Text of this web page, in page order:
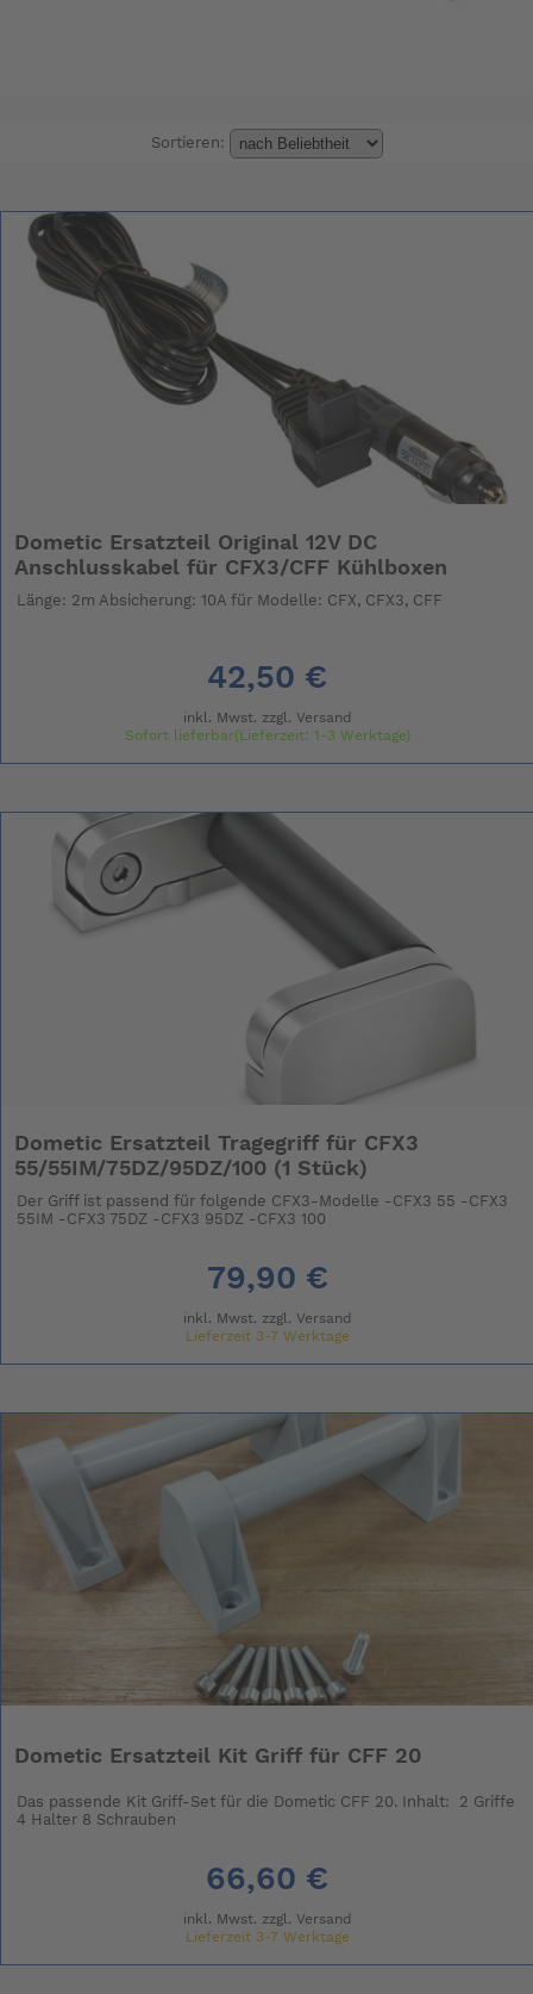
Sortieren:
Dometic Ersatzteil Original 12V DC
Anschlusskabel für CFX3/CFF Kühlboxen
Länge: 2m Absicherung: 10A für Modelle: CFX, CFX3, CFF
42,50 €
inkl. Mwst. zzgl. Versand
Sofort lieferbar(Lieferzeit: 1-3 Werktage)
Dometic Ersatzteil Tragegriff für CFX3
55/55IM/75DZ/95DZ/100 (1 Stück)
Der Griff ist passend für folgende CFX3-Modelle -CFX3 55 -CFX3
55IM -CFX3 75DZ -CFX3 95DZ -CFX3 100
79,90 €
inkl. Mwst. zzgl. Versand
Lieferzeit 3-7 Werktage
Dometic Ersatzteil Kit Griff für CFF 20
Das passende Kit Griff-Set für die Dometic CFF 20. Inhalt: 2 Griffe
4 Halter 8 Schrauben
66,60 €
inkl. Mwst. zzgl. Versand
Lieferzeit 3-7 Werktage